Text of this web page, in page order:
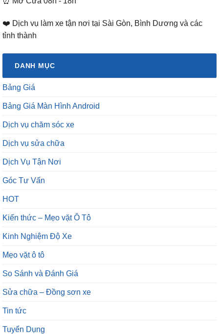
❤️ Dịch vụ làm xe tận nơi tại Sài Gòn, Bình Dương và các
tỉnh thành
DANH MỤC
Bảng Giá
Bảng Giá Màn Hình Android
Dịch vụ chăm sóc xe
Dịch vụ sửa chữa
Dịch Vụ Tận Nơi
Góc Tư Vấn
HOT
Kiến thức – Mẹo vặt Ô Tô
Kinh Nghiệm Độ Xe
Mẹo vặt ô tô
So Sánh và Đánh Giá
Sửa chữa – Đồng sơn xe
Tin tức
Tuyển Dụng